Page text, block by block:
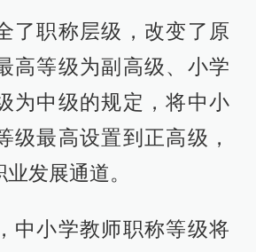
了职称层级，改变了原
高等级为副高级、小学
为中级的规定，将中小
级最高设置到正高级，
发展通道。
中小学教师职称等级将